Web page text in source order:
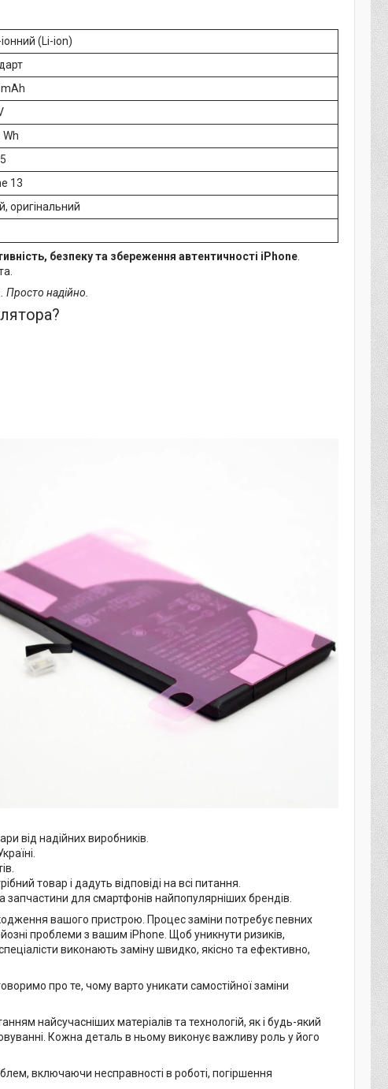
іонний (Li-ion)
Wh
13
оригінальний
безпеку та збереження автентичності iPhone
надійно.
від надійних виробників.
товар і дадуть відповіді на всі питання.
для смартфонів найпопулярніших брендів.
вашого пристрою. Процес заміни потребує певних
проблеми з вашим iPhone. Щоб уникнути ризиків,
виконають заміну швидко, якісно та ефективно,
про те, чому варто уникати самостійної заміни
найсучасніших матеріалів та технологій, як і будь-який
Кожна деталь в ньому виконує важливу роль у його
включаючи несправності в роботі, погіршення